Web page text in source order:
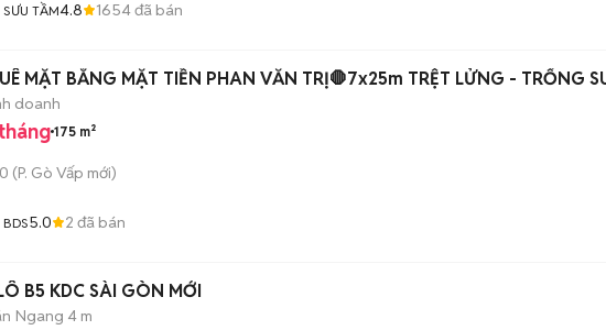
TẦM4.8 1654đã bán
MẶT BẰNG MẶT TIỀN PHAN VĂN TRỊ🛑7x25m TRỆT LỬNG - TRỐNG
doanh
175 m²
(P. Gò Vấp mới)
5.0 2 đã bán
B5 KDC SÀI GÒN MỚI
Ngang 4 m